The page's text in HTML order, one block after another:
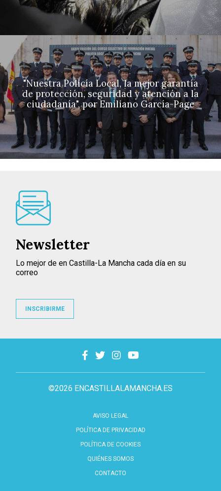
"Nuestra Policía Local, la mejor garantía
de protección, seguridad y atención a la
ciudadanía", por Emiliano García-Page
©2026 ENCASTILLALAMANCHA.ES
AVISO LEGAL
POLÍTICA DE PRIVACIDAD
POLÍTICA DE COOKIES
QUIÉNES SOMOS
CONTACTO
Newsletter
Lo mejor de en Castilla-La Mancha cada día en su
correo
INSCRIBIRME